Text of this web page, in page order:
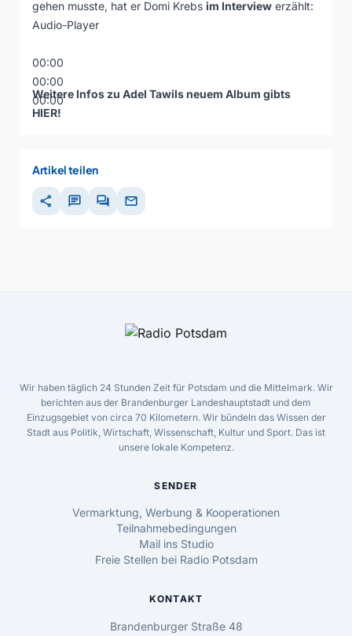
gehen musste, hat er Domi Krebs im Interview erzählt:
Audio-Player
00:00
00:00
00:00
Weitere Infos zu Adel Tawils neuem Album gibts
HIER!
Artikel teilen
share chat forum mail
Wir haben täglich 24 Stunden Zeit für Potsdam und die Mittelmark. Wir
berichten aus der Brandenburger Landeshauptstadt und dem
Einzugsgebiet von circa 70 Kilometern. Wir bündeln das Wissen der
Stadt aus Politik, Wirtschaft, Wissenschaft, Kultur und Sport. Das ist
unsere lokale Kompetenz.
SENDER
Vermarktung, Werbung & Kooperationen
Teilnahmebedingungen
Mail ins Studio
Freie Stellen bei Radio Potsdam
KONTAKT
Brandenburger Straße 48